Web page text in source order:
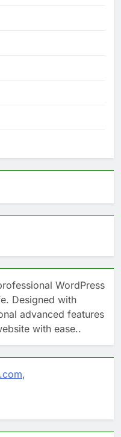
WordPress
Designed with
advanced features
with ease..
,